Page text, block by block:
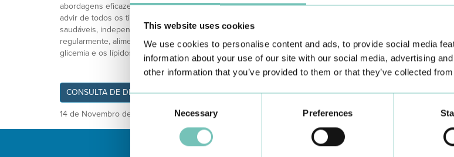
This website uses cookies
We use cookies to personalise content and ads, to provide social media
information about your use of our site with our social media, advertising
other information that you’ve provided to them or that they’ve collected
Selection
Necessary Preferences
abordagens eficazes para prevenir as complicações e a morte prematura que podem
advir de todos os tipos de diabetes. Estas incluem a adoção de hábitos de vida
saudáveis, independentemente de ter ou não diabetes, tais como: fazer exercício físico
regularmente, alimentar-se de forma saudável, evitar fumar, e controlar a tensão arterial, a
glicemia e os lípidos.
CONSULTA DE DIABETES
14 de Novembro de 2022